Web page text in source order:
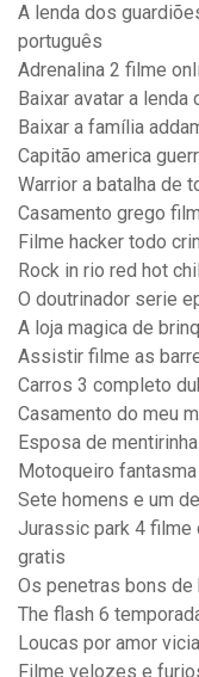
A lenda dos
português
Adrenalina 2 filme
Baixar avatar a
Baixar a família
Capitão america
Warrior a batalha de
Casamento grego
Filme hacker todo
Rock in rio red hot
O doutrinador serie
A loja magica de
Assistir filme as
Carros 3 completo
Casamento do meu
Esposa de
Motoqueiro
Sete homens e um
Jurassic park 4 filme
gratis
Os penetras bons
The flash 6
Loucas por amor
Filme velozes e